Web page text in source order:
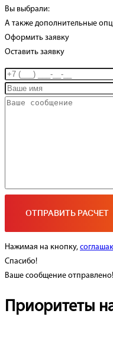
Вы выбрали:
А также дополнительные
Оформить заявку
Оставить заявку
Нажимая на кнопку,
Спасибо!
Ваше сообщение отправлено!
Приоритеты